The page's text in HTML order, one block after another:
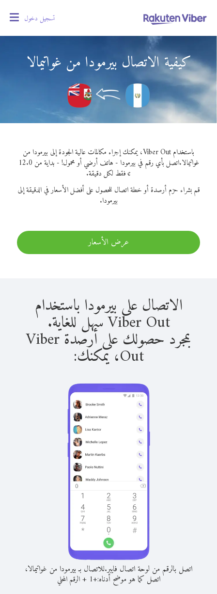
تسجيل دخول
كيفية الاتصال بيرمودا من غواتيمالا
باستخدام Viber Out، يمكنك إجراء مكالمات عالية الجودة إلى بيرمودا من
غواتيمالا.
اتصل بأي رقم في بيرمودا - هاتف أرضي أو محمول! - بداية من 12.0
¢ فقط لكل دقيقة.
قم بشراء حزم أرصدة أو خطة اتصال للحصول على أفضل الأسعار في الدقيقة إلى
بيرمودا.
عرض الأسعار
الاتصال على بيرمودا باستخدام
Viber Out سهل للغاية.
بمجرد حصولك على أرصدة Viber
Out، يمكنك:
اتصل بالرقم من لوحة اتصال فايبر.للاتصال بـ بيرمودا من غواتيمالا،
اتصل كما هو موضح أدناه:+
1
+الرقم المحلي